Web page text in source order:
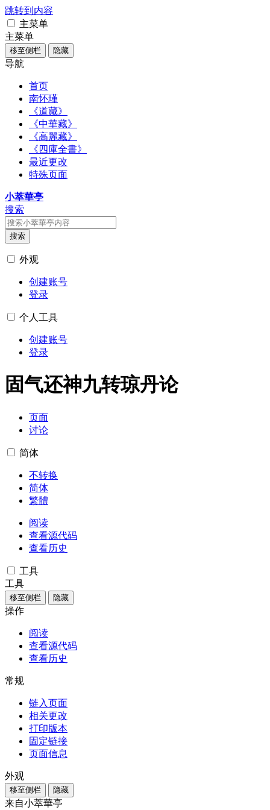
跳转到内容
主菜单
主菜单
移至侧栏 隐藏
导航
首页
南怀瑾
《道藏》
《中華藏》
《高麗藏》
《四庫全書》
最近更改
特殊页面
小萃華亭
搜索
搜索
外观
创建账号
登录
个人工具
创建账号
登录
固气还神九转琼丹论
页面
讨论
简体
不转换
简体
繁體
阅读
查看源代码
查看历史
工具
工具
移至侧栏 隐藏
操作
阅读
查看源代码
查看历史
常规
链入页面
相关更改
打印版本
固定链接
页面信息
外观
移至侧栏 隐藏
来自小萃華亭